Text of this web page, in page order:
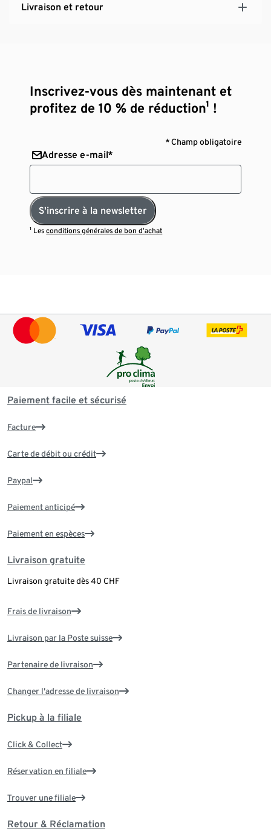
Livraison et retour
Inscrivez-vous dès maintenant et
profitez de 10 % de réduction¹ !
* Champ obligatoire
Adresse e-mail*
S'inscrire à la newsletter
¹ Lesconditions générales de bon d’achat
Paiement facile et sécurisé
Facture
Carte de débit ou crédit
Paypal
Paiement anticipé
Paiement en espèces
Livraison gratuite
Livraison gratuite dès 40 CHF
Frais de livraison
Livraison par la Poste suisse
Partenaire de livraison
Changer l'adresse de livraison
Pickup à la filiale
Click & Collect
Réservation en filiale
Trouver une filiale
Retour & Réclamation